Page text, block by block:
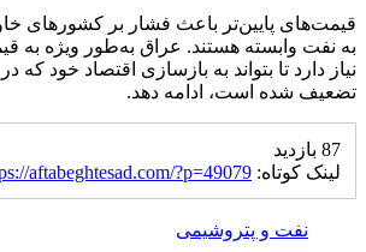
قیمت‌های پایین‌تر باعث فشار بر کشورهای
به نفت وابسته هستند. عراق به‌طور ویژه به
نیاز دارد تا بتواند به بازسازی اقتصاد خود
تضعیف شده است، ادامه دهد.
87 بازدید
لینک کوتاه: aftabeghtesad.com/?p=49079
نفت و پتروشیمی